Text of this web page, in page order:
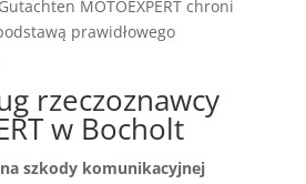
MOTOEXPERT chroni
prawidłowego
rzeczoznawcy
w Bocholt
szkody komunikacyjnej